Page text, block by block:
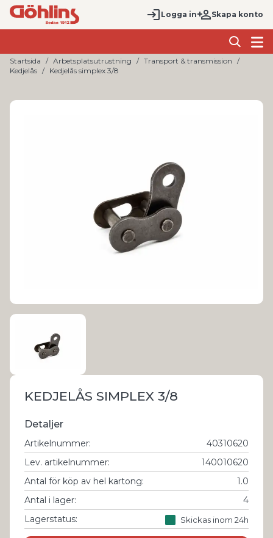
Logga in Skapa konto
Startsida Arbetsplatsutrustning
Transport & transmission
Kedjelås
Kedjelås simplex 3/8
KEDJELÅS SIMPLEX 3/8
Detaljer
Artikelnummer:
40310620
Lev. artikelnummer:
140010620
Antal för köp av hel kartong:
1.0
Antal i lager:
4
Lagerstatus:
Skickas inom 24h